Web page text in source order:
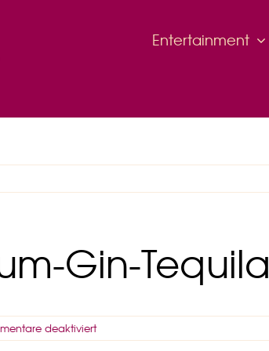
Entertainment
Gin-Tequila
deaktiviertfür
3-